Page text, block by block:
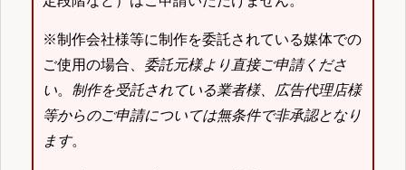
※制作会社様等に制作を委託されている媒体での
ご使用の場合、 委託元様より直接ご申請くださ
い。 制作を受託されている業者様、広告代理店様
等からのご申請については無条件で非承認となり
ます。